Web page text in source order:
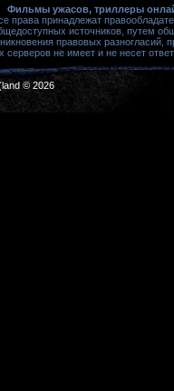
Фильмы ужасов, триллеры
права принадлежат
источников, путем
правовых
серверов не имеет и не несет
© 2026